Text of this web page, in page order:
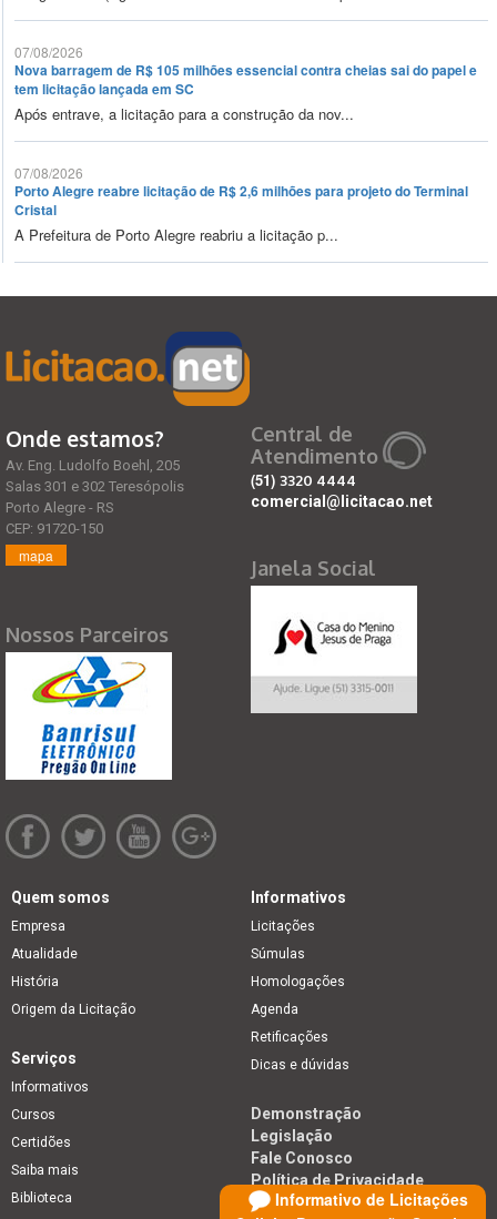
07/08/2026
Nova barragem de R$ 105 milhões essencial contra cheias sai do papel e
tem licitação lançada em SC
Após entrave, a licitação para a construção da nov...
07/08/2026
Porto Alegre reabre licitação de R$ 2,6 milhões para projeto do Terminal
Cristal
A Prefeitura de Porto Alegre reabriu a licitação p...
Informativo de Licitações
Onde estamos?
Av. Eng. Ludolfo Boehl, 205
Salas 301 e 302 Teresópolis
Porto Alegre - RS
CEP: 91720-150
mapa
Nossos Parceiros
Central de
Atendimento
(51) 3320 4444
comercial@licitacao.net
Janela Social
Quem somos
Empresa
Atualidade
História
Origem da Licitação
Informativos
Licitações
Súmulas
Homologações
Agenda
Retificações
Dicas e dúvidas
Serviços
Informativos
Cursos
Certidões
Saiba mais
Biblioteca
Demonstração
Legislação
Fale Conosco
Política de Privacidade